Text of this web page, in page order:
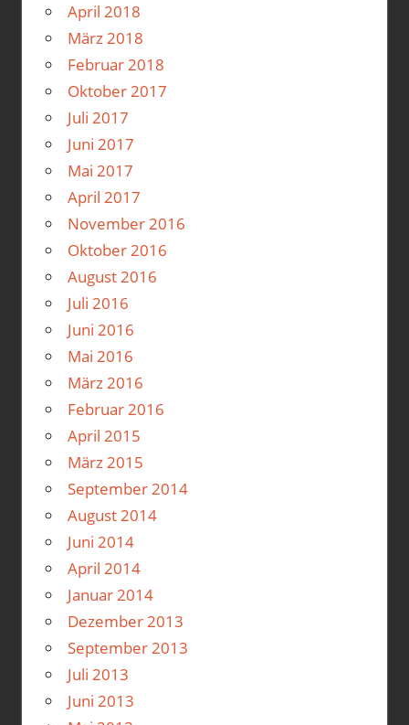
April 2018
März 2018
Februar 2018
Oktober 2017
Juli 2017
Juni 2017
Mai 2017
April 2017
November 2016
Oktober 2016
August 2016
Juli 2016
Juni 2016
Mai 2016
März 2016
Februar 2016
April 2015
März 2015
September 2014
August 2014
Juni 2014
April 2014
Januar 2014
Dezember 2013
September 2013
Juli 2013
Juni 2013